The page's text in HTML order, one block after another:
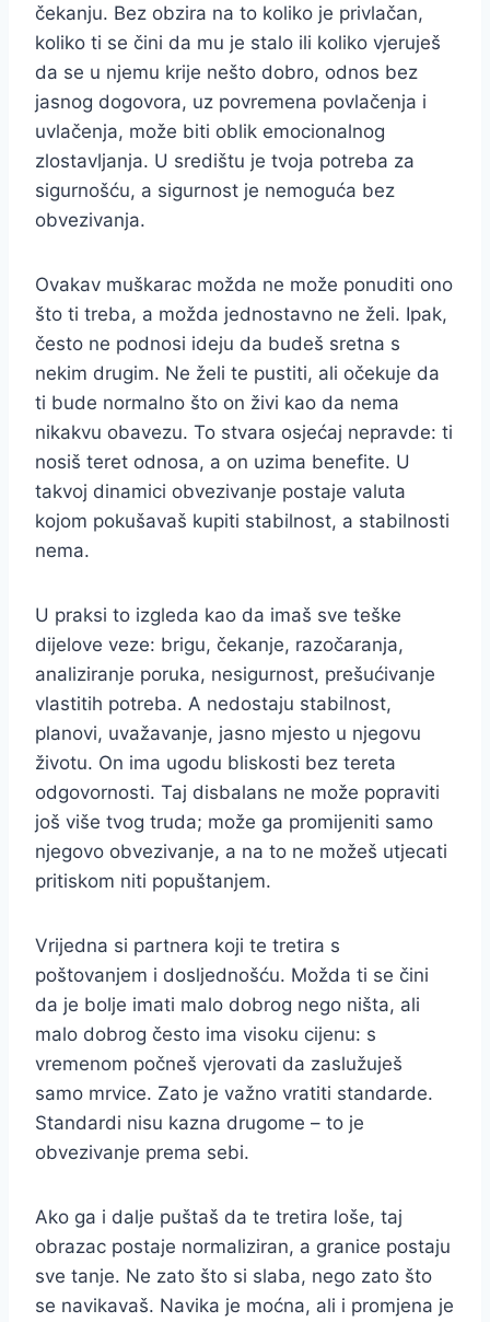
čekanju. Bez obzira na to koliko je privlačan,
koliko ti se čini da mu je stalo ili koliko vjeruješ
da se u njemu krije nešto dobro, odnos bez
jasnog dogovora, uz povremena povlačenja i
uvlačenja, može biti oblik emocionalnog
zlostavljanja. U središtu je tvoja potreba za
sigurnošću, a sigurnost je nemoguća bez
obvezivanja.
Ovakav muškarac možda ne može ponuditi ono
što ti treba, a možda jednostavno ne želi. Ipak,
često ne podnosi ideju da budeš sretna s
nekim drugim. Ne želi te pustiti, ali očekuje da
ti bude normalno što on živi kao da nema
nikakvu obavezu. To stvara osjećaj nepravde: ti
nosiš teret odnosa, a on uzima benefite. U
takvoj dinamici obvezivanje postaje valuta
kojom pokušavaš kupiti stabilnost, a stabilnosti
nema.
U praksi to izgleda kao da imaš sve teške
dijelove veze: brigu, čekanje, razočaranja,
analiziranje poruka, nesigurnost, prešućivanje
vlastitih potreba. A nedostaju stabilnost,
planovi, uvažavanje, jasno mjesto u njegovu
životu. On ima ugodu bliskosti bez tereta
odgovornosti. Taj disbalans ne može popraviti
još više tvog truda; može ga promijeniti samo
njegovo obvezivanje, a na to ne možeš utjecati
pritiskom niti popuštanjem.
Vrijedna si partnera koji te tretira s
poštovanjem i dosljednošću. Možda ti se čini
da je bolje imati malo dobrog nego ništa, ali
malo dobrog često ima visoku cijenu: s
vremenom počneš vjerovati da zaslužuješ
samo mrvice. Zato je važno vratiti standarde.
Standardi nisu kazna drugome – to je
obvezivanje prema sebi.
Ako ga i dalje puštaš da te tretira loše, taj
obrazac postaje normaliziran, a granice postaju
sve tanje. Ne zato što si slaba, nego zato što
se navikavaš. Navika je moćna, ali i promjena je